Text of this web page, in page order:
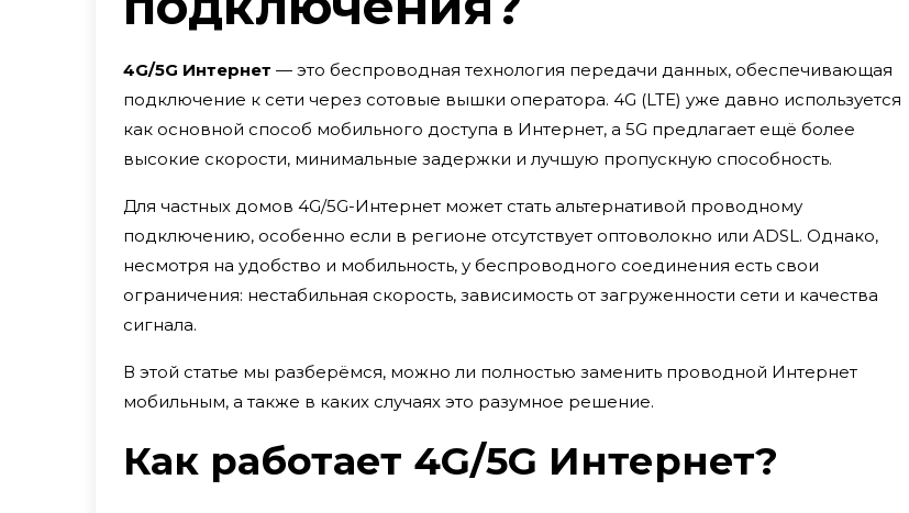
4G/5G Интернет — это беспроводная технология передачи данных, обеспечивающая
подключение к сети через сотовые вышки оператора. 4G (LTE) уже давно используется
как основной способ мобильного доступа в Интернет, а 5G предлагает ещё более
высокие скорости, минимальные задержки и лучшую пропускную способность.
Для частных домов 4G/5G-Интернет может стать альтернативой проводному
подключению, особенно если в регионе отсутствует оптоволокно или ADSL. Однако,
несмотря на удобство и мобильность, у беспроводного соединения есть свои
ограничения: нестабильная скорость, зависимость от загруженности сети и качества
сигнала.
В этой статье мы разберёмся, можно ли полностью заменить проводной Интернет
мобильным, а также в каких случаях это разумное решение.
Как работает 4G/5G Интернет?